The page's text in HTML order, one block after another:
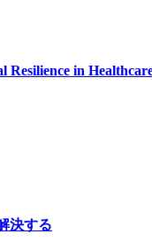
Resilience in
決する